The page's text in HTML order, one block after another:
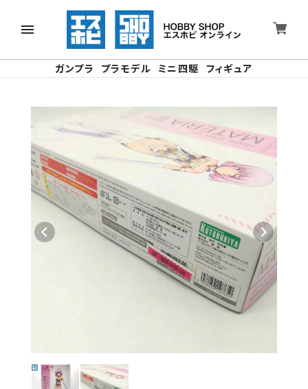
ガンプラ プラモデル ミニ四駆 フィギュア